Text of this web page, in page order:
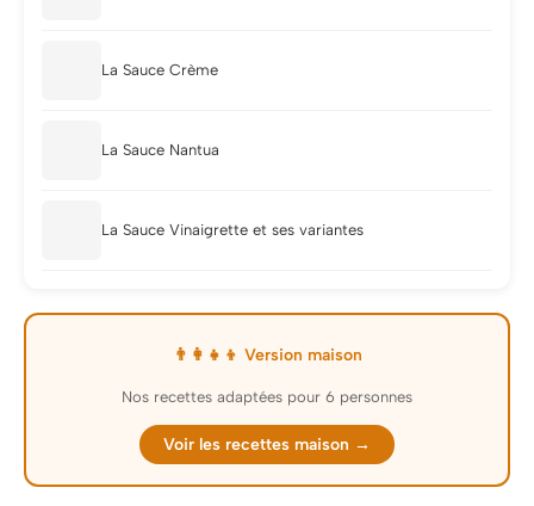
La Sauce Crème
La Sauce Nantua
La Sauce Vinaigrette et ses variantes
👨‍👩‍👧‍👦 Version maison
Nos recettes adaptées pour 6 personnes
Voir les recettes maison →